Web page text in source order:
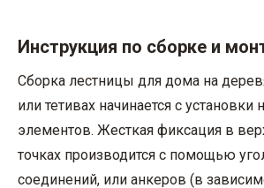
Инструкция по сборке и
Сборка лестницы для дома на
или тетивах начинается с установки
элементов. Жесткая фиксация в
точках производится с помощью
соединений, или анкеров (в